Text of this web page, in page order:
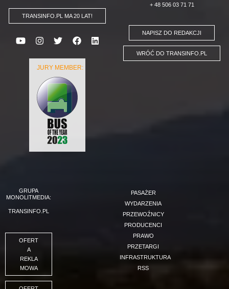
TRANSINFO.PL MA 20 LAT!
JURY MEMBER:
+ 48 506 03 71 71
NAPISZ DO REDAKCJI
WRÓĆ DO TRANSINFO.PL
GRUPA
MONOLITMEDIA:
TRANSINFO.PL
OFERT
A
REKLA
MOWA
PASAŻER
WYDARZENIA
PRZEWOŹNICY
PRODUCENCI
PRAWO
PRZETARGI
INFRASTRUKTURA
RSS